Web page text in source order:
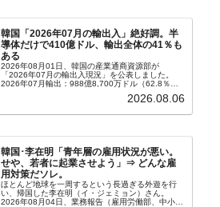
韓国「2026年07月の輸出入」絶好調。半
導体だけで410億ドル、輸出全体の41％も
ある
2026年08月01日、韓国の産業通商資源部が
「2026年07月の輸出入現況」を公表しました。
2026年07月輸出：988億8,700万ドル（62.8％）
2026.08.06
韓国･李在明「青年層の雇用状況が悪い。
せや、若者に起業させよう」⇒ どんな雇
用対策だソレ。
ほとんど地球を一周するという長過ぎる外遊を行
い、帰国した李在明（イ・ジェミョン）さん。
2026年08月04日、業務報告（雇用労働部、中小ベ